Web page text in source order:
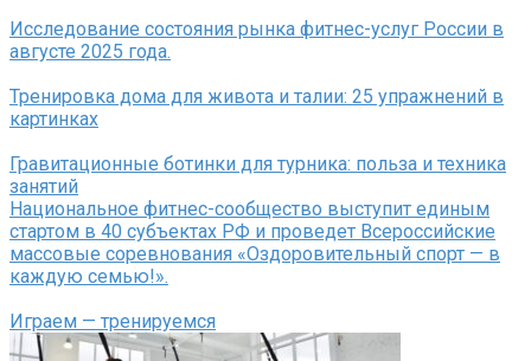
Исследование состояния рынка фитнес-услуг России в
августе 2025 года.
Тренировка дома для живота и талии: 25 упражнений в
картинках
Гравитационные ботинки для турника: польза и техника
занятий
Национальное фитнес-сообщество выступит единым
стартом в 40 субъектах РФ и проведет Всероссийские
массовые соревнования «Оздоровительный спорт — в
каждую семью!».
Играем — тренируемся